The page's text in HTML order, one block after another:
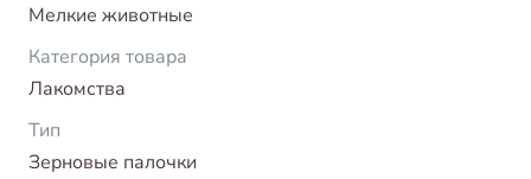
Мелкие животные
Категория товара
Лакомства
Тип
Зерновые палочки